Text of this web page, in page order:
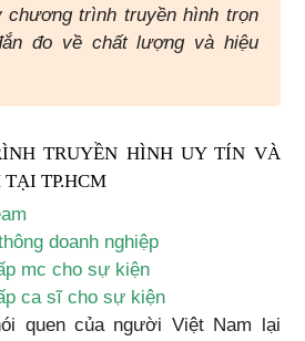
chương trình truyền hình trọn
đo về chất lượng và hiệu
TRUYỀN HÌNH UY TÍN VÀ
TP.HCM
doanh nghiệp
mc cho sự kiện
ca sĩ cho sự kiện
quen của người Việt Nam lại